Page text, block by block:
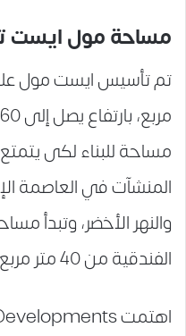
مساحة مول ايست
مساحة للبناء لكى
المنشآت في العاصمة
والنهر الأخضر، وتبدأ
الفندقية من 40 متر مربع.